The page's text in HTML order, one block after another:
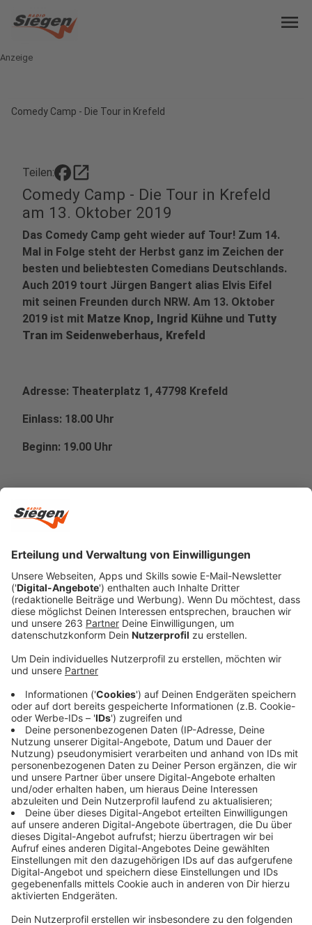
menu
Anzeige
Comedy Camp - Die Tour in Krefeld
Teilen: open_in_new
Comedy Camp - Die Tour in Krefeld
am 13. Oktober 2019
Das Comedy Camp geht wieder auf Tour! Zum 14.
Mal in Folge steht der Herbst ganz im Zeichen der
besten und beliebtesten Comedians Deutschlands.
Auch 2019 tourt Jürgen Bangert alias Elvis Eifel
mit seinen Freunden durch NRW. Am 13. Oktober
2019 ist mit Matze Knop, Ingrid Kühne und Tutty
Tran im Seidenweberhaus, Krefeld
Adresse: Theaterplatz 1, 47798 Krefeld
Einlass: 18.00 Uhr
Beginn: 19.00 Uhr
Veröffentlicht:
Als Gastgeber begrüßt Jürgen Bangert am 13.
Oktober 2019im Seidenweberhaus in Krefeld
Seit über 25 Jahren steht Jürgen Bangert als
Comedian auf der Bühne, seit 20 Jahren ist er als
Moderator und Spaßmacher im Radio zu hören, und
seit 16 Jahren lebt er genau da sein Alter Ego „Elvis
Eifel“ aus. Elvis Eifel gehört mittlerweile genauso zur
Show wie die vielen „Promis“ und Geschichten über
seine Freude, Nachbarn und Familie. In seinem
Jubiläums-Programm „Ist doch nur Spaß!“ ist
jedenfalls keiner vor ihm sicher.
Zum Volkssport der Deutschen gehören Sorgen
machen, Stöhnen und Klagen. Ein kleiner Flecken Erde
wehrt sich erfolgreich gegen diese ewige
Schwarzmalerei: In seinem neuen Comedy-